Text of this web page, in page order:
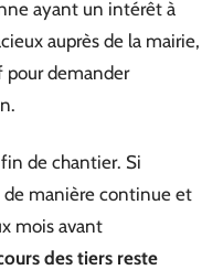
ayant un intérêt à
auprès de la mairie,
pour demander
de chantier. Si
de manière continue et
mois avant
des tiers reste